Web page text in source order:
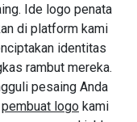
Ide logo penata
di platform kami
identitas
rambut mereka.
pesaing Anda
pembuat logo kami